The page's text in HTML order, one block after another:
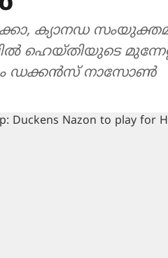
ക്യാനഡ
ഹെയ്തിയുടെ
ഡക്കൻസ് നാസോൺ